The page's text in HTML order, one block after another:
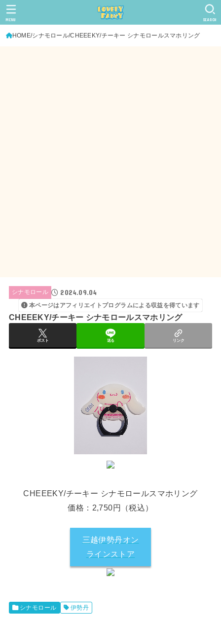
SEARCH
MENU
HOME シナモロール CHEEEKY/チーキー シナモロールスマホリング
シナモロール 2024.09.04
本ページはアフィリエイトプログラムによる収益を得ています
CHEEEKY/チーキー シナモロールスマホリング
ポスト 送る リンク
CHEEEKY/チーキー シナモロールスマホリング
価格：2,750円（税込）
三越伊勢丹オン
ラインストア
シナモロール 伊勢丹